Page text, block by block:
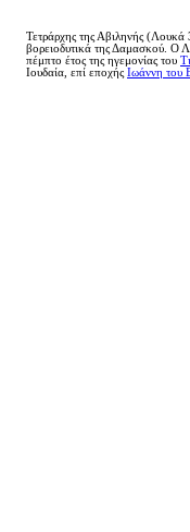
Τετράρχης της Αβιληνής (Λουκά
βορειοδυτικά της Δαμασκού. Ο
πέμπτο έτος της ηγεμονίας του
Ιουδαία, επί εποχής Ιωάννη του